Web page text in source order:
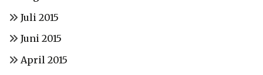
Juli 2015
Juni 2015
April 2015